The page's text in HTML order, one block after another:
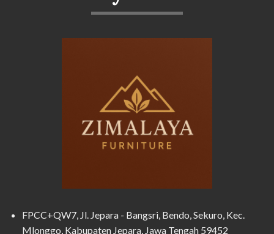
FPCC+QW7, Jl. Jepara - Bangsri, Bendo, Sekuro, Kec.
Mlonggo, Kabupaten Jepara, Jawa Tengah 59452